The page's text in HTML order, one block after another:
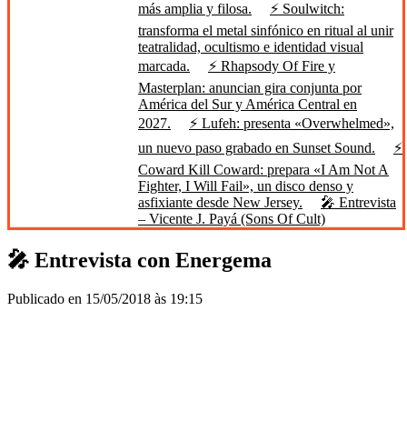
más amplia y filosa.
⚡ Soulwitch:
transforma el metal sinfónico en ritual al unir
teatralidad, ocultismo e identidad visual
marcada.
⚡ Rhapsody Of Fire y
Masterplan: anuncian gira conjunta por
América del Sur y América Central en
2027.
⚡ Lufeh: presenta «Overwhelmed»,
un nuevo paso grabado en Sunset Sound.
⚡
Coward Kill Coward: prepara «I Am Not A
Fighter, I Will Fail», un disco denso y
asfixiante desde New Jersey.
🎤 Entrevista
– Vicente J. Payá (Sons Of Cult)
🎤 Entrevista con Energema
Publicado en 15/05/2018 às 19:15